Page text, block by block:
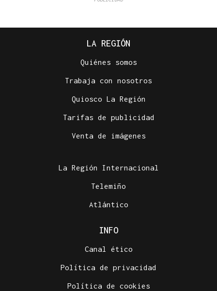
LA REGIÓN
Quiénes somos
Trabaja con nosotros
Quiosco La Región
Tarifas de publicidad
Venta de imágenes
La Región Internacional
Telemiño
Atlántico
INFO
Canal ético
Política de privacidad
Política de cookies